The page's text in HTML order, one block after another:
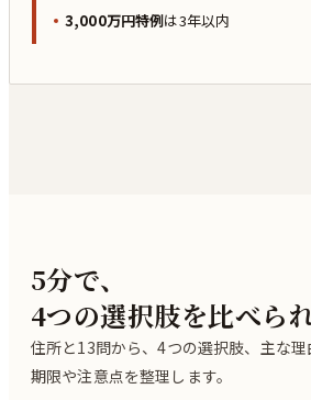
3,000万円特例は3年以内
5分で、
4つの選択肢を比べられ
住所と13問から、4つの選択肢、主な理
期限や注意点を整理します。